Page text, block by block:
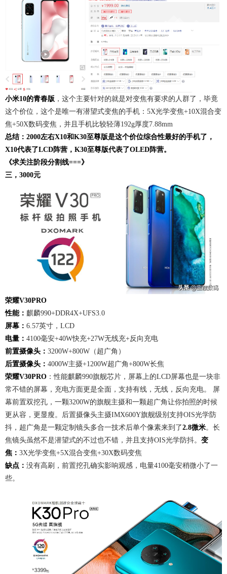
小米10的青春版 ，这个主要针对的就是对变焦有要求的人群了，毕竟
这个价位，这个是唯一有潜望式变焦的手机：5X光学变焦+10X混合变
焦+50X数码变焦，并且手机比较轻薄192g厚度7.88mm
总结：2000左右X10和K30至尊版是这个价位综合性最好的手机了，
X10代表了LCD阵营，K30至尊版代表了OLED阵营。
《求关注阶段分割线===》
三，3000元
荣耀V30PRO
性能： 麒麟990+DDR4X+UFS3.0
屏幕： 6.57英寸，LCD
电量： 4100毫安+40W快充+27W无线充+反向充电
前置摄像头： 3200W+800W（超广角）
后置摄像头： 4000W主摄+1200W超广角+800W长焦
荣耀V30PRO ：性能麒麟990旗舰芯片，屏幕上的LCD屏幕也是一块非
常不错的屏幕，充电方面更是全面，支持有线，无线，反向充电。 屏
幕前置双挖孔，一颗3200W的旗舰主摄和一颗超广角让你拍照的时候
更从容，更显瘦。后置摄像头主摄IMX600Y旗舰级别支持OIS光学防
抖，超广角是一颗定制镜头多合一技术后单个像素来到了2.8微米。长
焦镜头虽然不是潜望式的不过也不错，并且支持OIS光学防抖。 变
焦： 3X光学变焦+5X混合变焦+30X数码变焦
缺点： 没有高刷，前置挖孔确实影响观感，电量4100毫安稍微小了一
些。